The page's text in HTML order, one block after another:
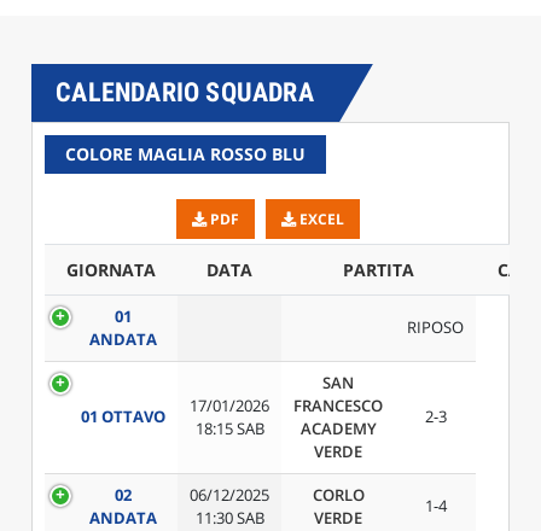
CALENDARIO SQUADRA
COLORE MAGLIA ROSSO BLU
PDF EXCEL
GIORNATA DATA PARTITA
01
ANDATA
RIPOSO
01 OTTAVO
17/01/2026
18:15 SAB
SAN
FRANCESCO
ACADEMY
VERDE
2-3
02
ANDATA
06/12/2025
11:30 SAB
CORLO
VERDE
1-4